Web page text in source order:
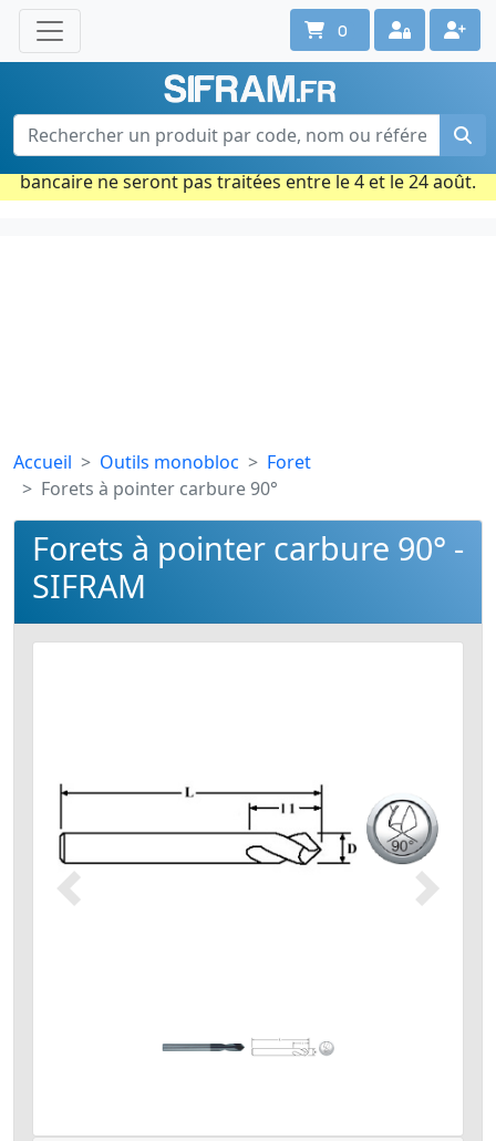
Une question ? Un conseil ?
Contactez-nous au 02 40 92 17 71
Ouvert du lun. au vend. de 08h à 18h
Période estivale : Les commandes prises par carte
bancaire ne seront pas traitées entre le 4 et le 24 août.
0
Accueil Outils monobloc
Foret
Forets à pointer carbure 90°
Forets à pointer carbure 90° -
SIFRAM
Précédent Suivant